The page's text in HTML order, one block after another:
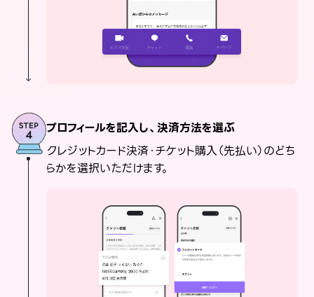
プロフィールを記入し、決済方法を選ぶ
クレジットカード決済・チケット購入（先払い）のどち
らかを選択いただけます。